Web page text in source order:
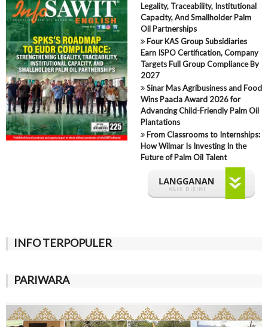
Legality, Traceability, Institutional
Capacity, And Smallholder Palm
Oil Partnerships
Four KAS Group Subsidiaries
Earn ISPO Certification, Company
Targets Full Group Compliance By
2027
Sinar Mas Agribusiness and Food
Wins Paacla Award 2026 for
Advancing Child-Friendly Palm Oil
Plantations
From Classrooms to Internships:
How Wilmar Is Investing In the
Future of Palm Oil Talent
INFO TERPOPULER
PARIWARA